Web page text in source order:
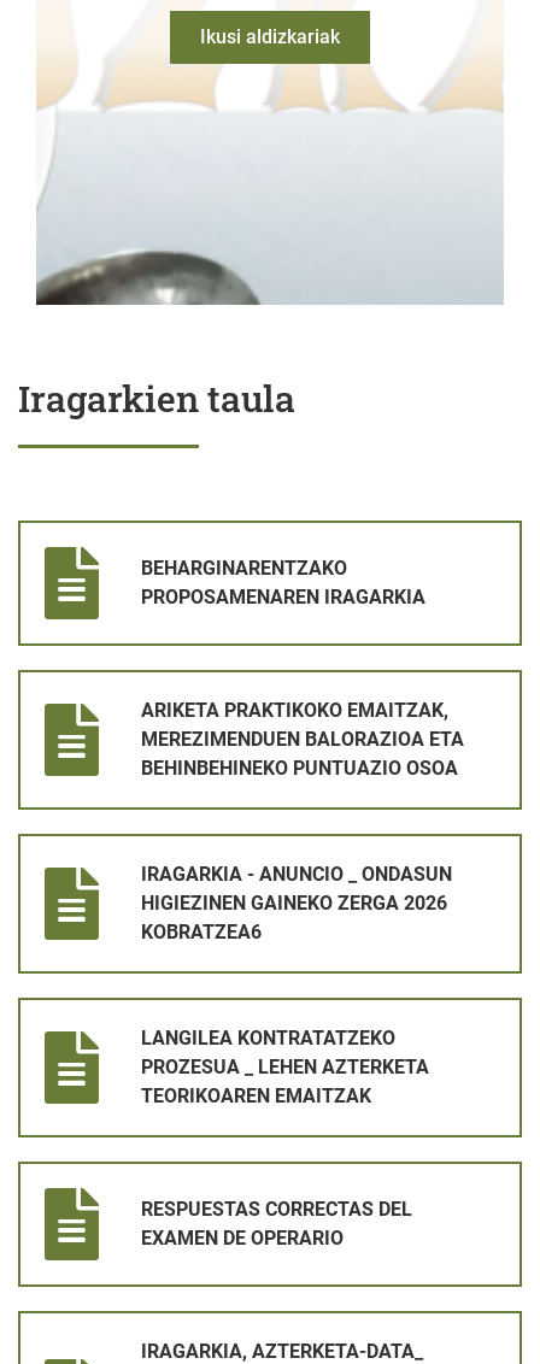
Ikusi aldizkariak
Iragarkien taula
BEHARGINARENTZAKO
PROPOSAMENAREN IRAGARKIA
ARIKETA PRAKTIKOKO EMAITZAK,
MEREZIMENDUEN BALORAZIOA ETA
BEHINBEHINEKO PUNTUAZIO OSOA
IRAGARKIA - ANUNCIO _ ONDASUN
HIGIEZINEN GAINEKO ZERGA 2026
KOBRATZEA6
LANGILEA KONTRATATZEKO
PROZESUA _ LEHEN AZTERKETA
TEORIKOAREN EMAITZAK
RESPUESTAS CORRECTAS DEL
EXAMEN DE OPERARIO
IRAGARKIA, AZTERKETA-DATA_